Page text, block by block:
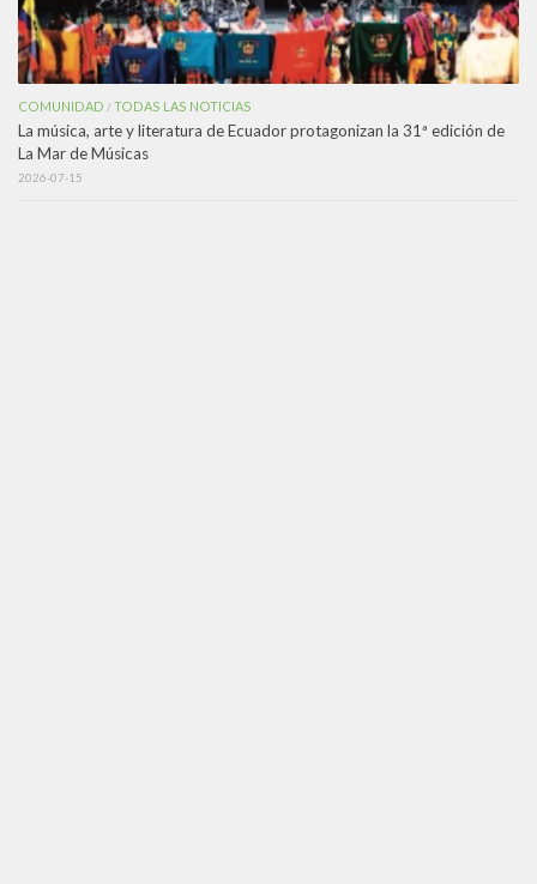
COMUNIDAD /TODAS LAS NOTICIAS
La música, arte y literatura de Ecuador protagonizan la 31ª edición de
La Mar de Músicas
2026-07-15